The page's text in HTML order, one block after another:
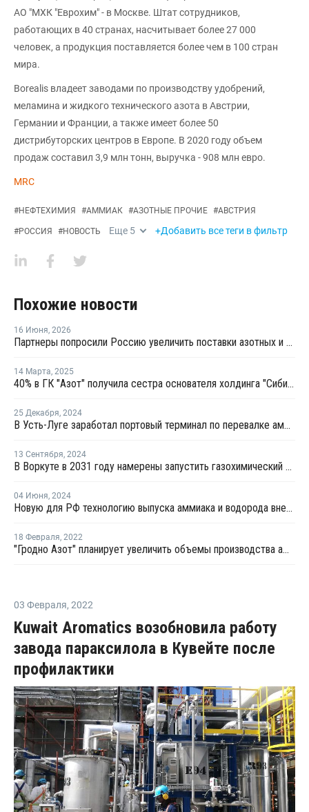
АО "МХК "Еврохим" - в Москве. Штат сотрудников,
работающих в 40 странах, насчитывает более 27 000
человек, а продукция поставляется более чем в 100 стран
мира.
Borealis владеет заводами по производству удобрений,
меламина и жидкого технического азота в Австрии,
Германии и Франции, а также имеет более 50
дистрибуторских центров в Европе. В 2020 году объем
продаж составил 3,9 млн тонн, выручка - 908 млн евро.
MRC
#НЕФТЕХИМИЯ #АММИАК #АЗОТНЫЕ ПРОЧИЕ #АВСТРИЯ
#РОССИЯ #НОВОСТЬ Еще 5 +Добавить все теги в фильтр
Похожие новости
16 Июня, 2026
Партнеры попросили Россию увеличить поставки азотных и фосфорных удобрений
14 Марта, 2025
40% в ГК "Азот" получила сестра основателя холдинга "Сибирский деловой союз"
25 Декабря, 2024
В Усть-Луге заработал портовый терминал по перевалке аммиака
13 Сентября, 2024
В Воркуте в 2031 году намерены запустить газохимический комплекс
04 Июня, 2024
Новую для РФ технологию выпуска аммиака и водорода внедрят в некоторые проекты к 2030 году
18 Февраля, 2022
"Гродно Азот" планирует увеличить объемы производства аммиака
03 Февраля, 2022
Kuwait Aromatics возобновила работу
завода параксилола в Кувейте после
профилактики